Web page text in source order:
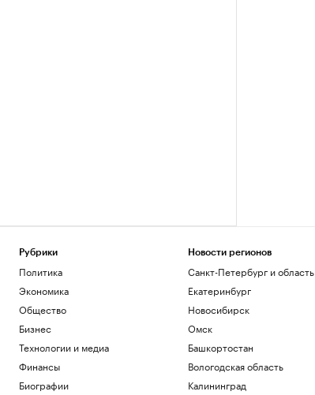
Рубрики
Политика
Экономика
Общество
Бизнес
Технологии и медиа
Финансы
Биографии
Новости регионов
Санкт-Петербург и область
Екатеринбург
Новосибирск
Омск
Башкортостан
Вологодская область
Калининград